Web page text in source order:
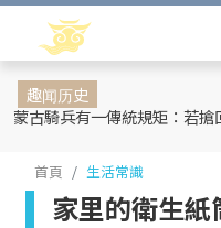
趣闻历史
首頁 生活常識
家里的衛生